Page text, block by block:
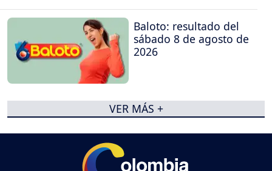
Baloto: resultado del
sábado 8 de agosto de
2026
VER MÁS +